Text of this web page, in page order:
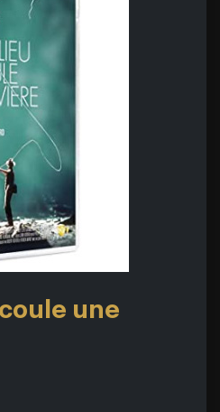
une